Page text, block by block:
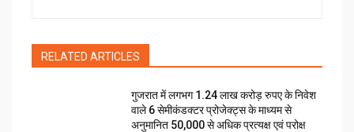
RELATED ARTICLES
गुजरात में लगभग 1.24 लाख करोड़ रुपए के निवेश
वाले 6 सेमीकंडक्टर प्रोजेक्ट्स के माध्यम से
अनुमानित 50,000 से अधिक प्रत्यक्ष एवं परोक्ष